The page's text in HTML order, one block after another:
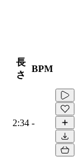
長
さ
BPM
2:34 -